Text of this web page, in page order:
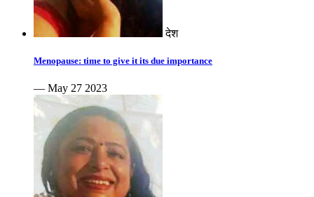
देश
Menopause: time to give it its due importance
— May 27 2023